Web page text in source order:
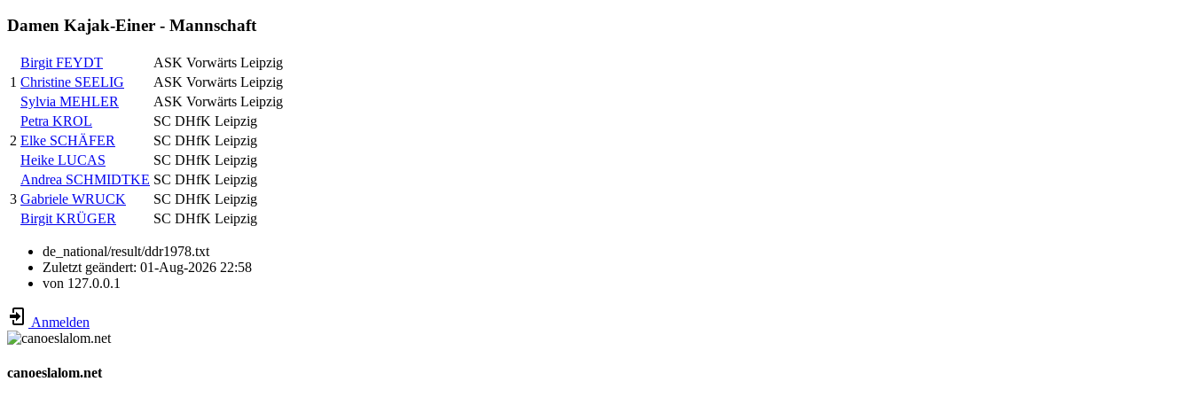
Damen Kajak-Einer - Mannschaft
1
Birgit FEYDT
ASK Vorwärts Leipzig
Christine SEELIG
ASK Vorwärts Leipzig
Sylvia MEHLER
ASK Vorwärts Leipzig
2
Petra KROL
SC DHfK Leipzig
Elke SCHÄFER
SC DHfK Leipzig
Heike LUCAS
SC DHfK Leipzig
3
Andrea SCHMIDTKE SC DHfK Leipzig
Gabriele WRUCK
SC DHfK Leipzig
Birgit KRÜGER
SC DHfK Leipzig
de_national/result/ddr1978.txt
Zuletzt geändert: 01-Aug-2026 22:58
von 127.0.0.1
Anmelden
canoeslalom.net